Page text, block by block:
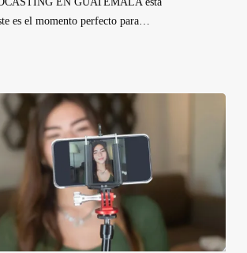
es el momento perfecto para…